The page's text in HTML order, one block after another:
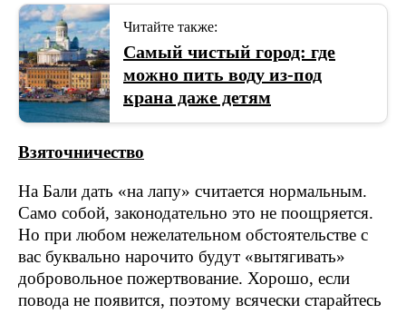
Читайте также:
Самый чистый город: где
можно пить воду из-под
крана даже детям
Взяточничество
На Бали дать «на лапу» считается нормальным.
Само собой, законодательно это не поощряется.
Но при любом нежелательном обстоятельстве с
вас буквально нарочито будут «вытягивать»
добровольное пожертвование. Хорошо, если
повода не появится, поэтому всячески старайтесь